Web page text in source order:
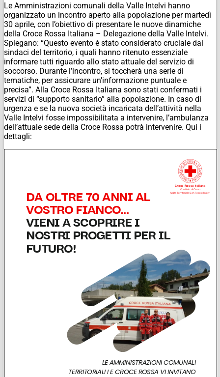
Le Amministrazioni comunali della Valle Intelvi hanno
organizzato un incontro aperto alla popolazione per martedì
30 aprile, con l’obiettivo di presentare le nuove dinamiche
della Croce Rossa Italiana – Delegazione della Valle Intelvi.
Spiegano: “Questo evento è stato considerato cruciale dai
sindaci del territorio, i quali hanno ritenuto essenziale
informare tutti riguardo allo stato attuale del servizio di
soccorso. Durante l’incontro, si toccherà una serie di
tematiche, per assicurare un’informazione puntuale e
precisa”. Alla Croce Rossa Italiana sono stati confermati i
servizi di “supporto sanitario” alla popolazione. In caso di
urgenza e se la nuova società incaricata dell’attività nella
Valle Intelvi fosse impossibilitata a intervenire, l’ambulanza
dell’attuale sede della Croce Rossa potrà intervenire. Qui i
dettagli: